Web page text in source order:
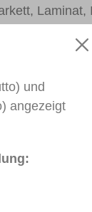
Laminat,
empfohlen.
transparent
und
angezeigt